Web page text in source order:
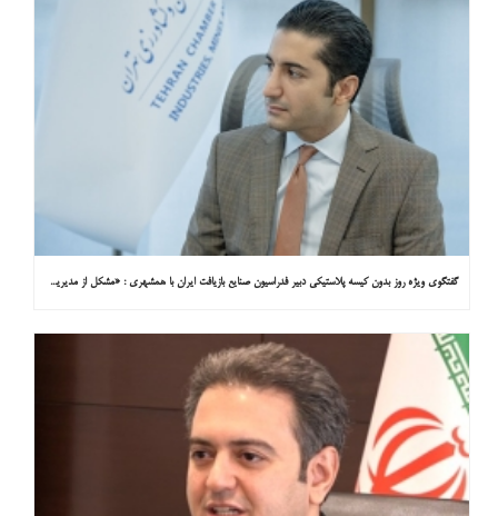
گفتگوی ویژه روز بدون کیسه پلاستیکی دبیر فدراسیون صنایع بازیافت ایران با همشهری : «مشکل از مدیریت پسماند پلاستیکی است، نه کیسه پلاستیکی»